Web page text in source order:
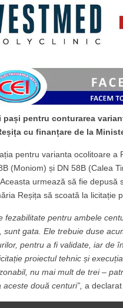
pași pentru conturarea
cu finanțare de la
pentru varianta ocolitoare
(Moniom) și DN 58B (Calea
urmează să fie depusă
Reșița să scoată la licitație
fezabilitate pentru ambele
sunt gata. Ele trebuie duse
pentru a fi validate, iar de
proiectul tehnic și
nu mai mult de trei –
două centuri”, a